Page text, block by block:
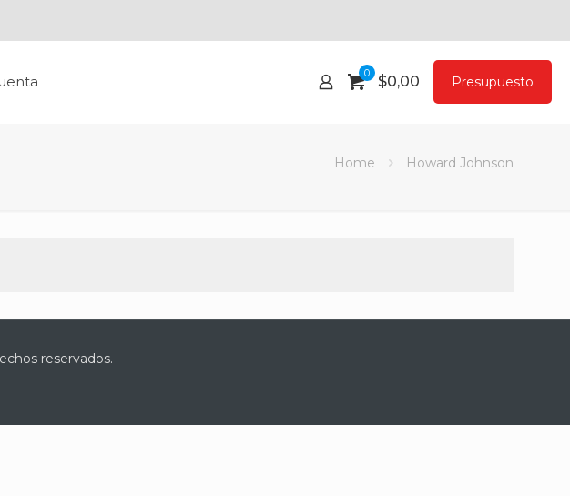
0 $0,00 Presupuesto
Home Howard Johnson
reservados.